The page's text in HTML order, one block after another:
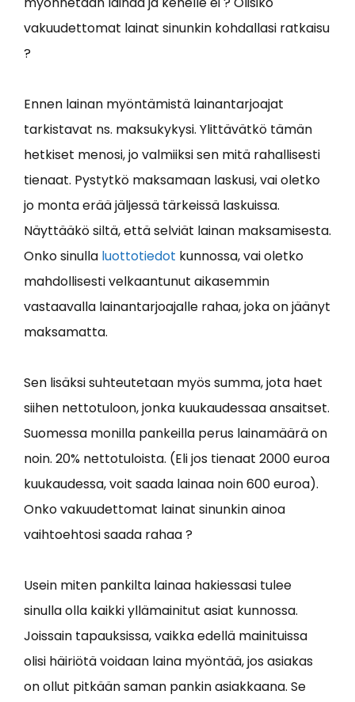
vakuudettomat lainat sinunkin kohdallasi ratkaisu
?
Ennen lainan myöntämistä lainantarjoajat
tarkistavat ns. maksukykysi. Ylittävätkö tämän
hetkiset menosi, jo valmiiksi sen mitä rahallisesti
tienaat. Pystytkö maksamaan laskusi, vai oletko
jo monta erää jäljessä tärkeissä laskuissa.
Näyttääkö siltä, että selviät lainan maksamisesta.
Onko sinulla luottotiedot kunnossa, vai oletko
mahdollisesti velkaantunut aikasemmin
vastaavalla lainantarjoajalle rahaa, joka on jäänyt
maksamatta.
Sen lisäksi suhteutetaan myös summa, jota haet
siihen nettotuloon, jonka kuukaudessaa ansaitset.
Suomessa monilla pankeilla perus lainamäärä on
noin. 20% nettotuloista. (Eli jos tienaat 2000 euroa
kuukaudessa, voit saada lainaa noin 600 euroa).
Onko vakuudettomat lainat sinunkin ainoa
vaihtoehtosi saada rahaa ?
Usein miten pankilta lainaa hakiessasi tulee
sinulla olla kaikki yllämainitut asiat kunnossa.
Joissain tapauksissa, vaikka edellä mainituissa
olisi häiriötä voidaan laina myöntää, jos asiakas
on ollut pitkään saman pankin asiakkaana. Se